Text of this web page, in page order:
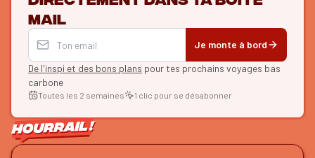
mail
Je monte à bord
De l'inspi et des bons plans pour tes prochains voyages bas
carbone
Toutes les 2 semaines 1 clic pour se désabonner
ON SE SUIT ?